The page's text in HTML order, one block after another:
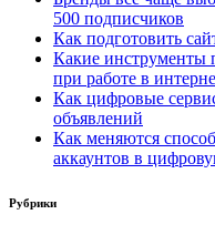
500 подписчиков
Как подготовить
Какие инструменты
при работе в
Как цифровые
объявлений
Как меняются
аккаунтов в
Рубрики